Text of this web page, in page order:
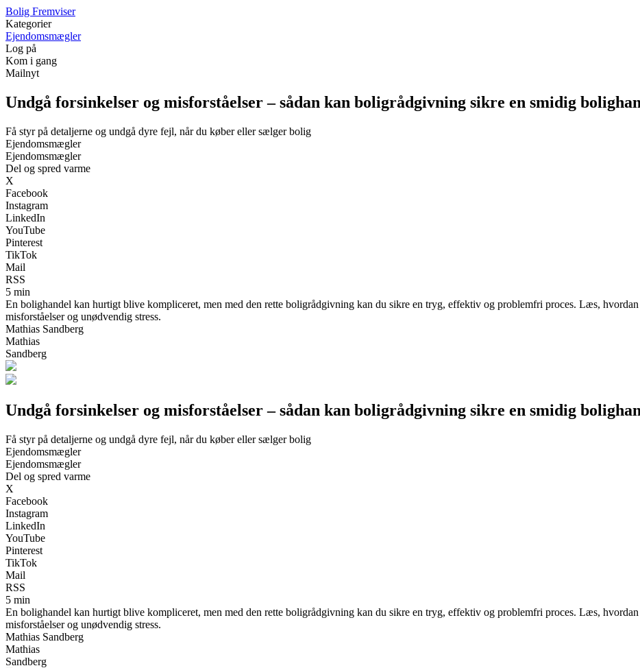
Bolig Fremviser
Kategorier
Ejendomsmægler
Log på
Kom i gang
Mailnyt
Undgå forsinkelser og misforståelser – sådan kan boligrådgivning sikre en smidig
Få styr på detaljerne og undgå dyre fejl, når du køber eller sælger bolig
Ejendomsmægler
Ejendomsmægler
Del og spred varme
X
Facebook
Instagram
LinkedIn
YouTube
Pinterest
TikTok
Mail
RSS
5 min
En bolighandel kan hurtigt blive kompliceret, men med den rette boligrådgivning kan du sikre en tryg, effektiv og problemfri proces. Læs,
misforståelser og unødvendig stress.
Mathias Sandberg
Mathias
Sandberg
Undgå forsinkelser og misforståelser – sådan kan boligrådgivning sikre en smidig
Få styr på detaljerne og undgå dyre fejl, når du køber eller sælger bolig
Ejendomsmægler
Ejendomsmægler
Del og spred varme
X
Facebook
Instagram
LinkedIn
YouTube
Pinterest
TikTok
Mail
RSS
5 min
En bolighandel kan hurtigt blive kompliceret, men med den rette boligrådgivning kan du sikre en tryg, effektiv og problemfri proces. Læs,
misforståelser og unødvendig stress.
Mathias Sandberg
Mathias
Sandberg